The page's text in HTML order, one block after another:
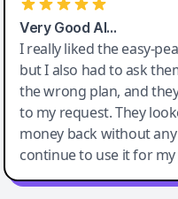
Very Good AI…
I really liked the easy-
but I also had to ask
the wrong plan, and
to my request. They
money back without
continue to use it for